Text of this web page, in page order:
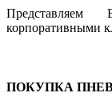
Представляем
корпоративными
ПОКУПКА